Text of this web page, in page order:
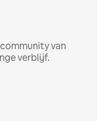
van
verblijf.